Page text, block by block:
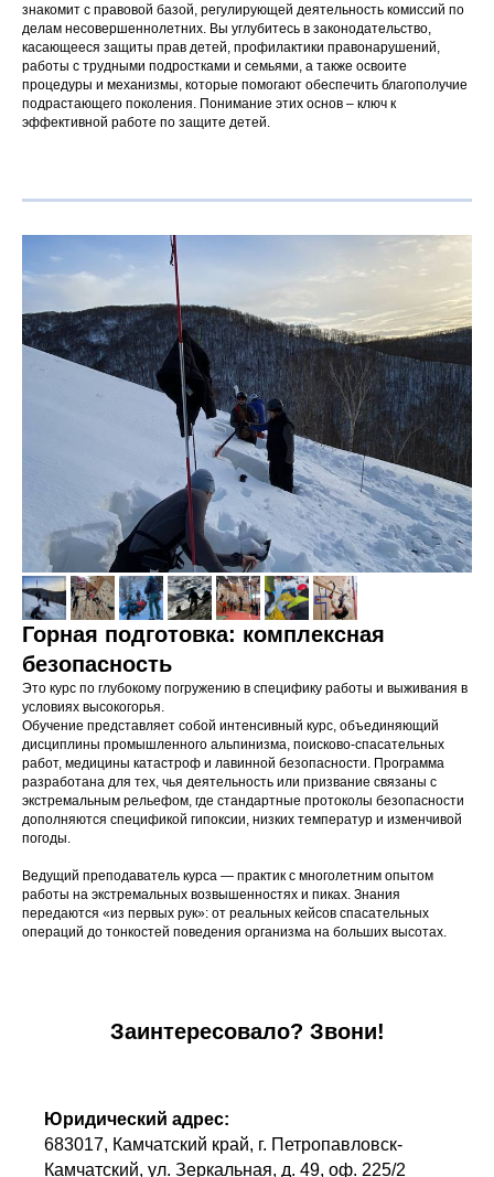
знакомит с правовой базой, регулирующей деятельность комиссий по
делам несовершеннолетних. Вы углубитесь в законодательство,
касающееся защиты прав детей, профилактики правонарушений,
работы с трудными подростками и семьями, а также освоите
процедуры и механизмы, которые помогают обеспечить благополучие
подрастающего поколения. Понимание этих основ – ключ к
эффективной работе по защите детей.
Горная подготовка: комплексная
безопасность
Это курс по глубокому погружению в специфику работы и выживания в
условиях высокогорья.
Обучение представляет собой интенсивный курс, объединяющий
дисциплины промышленного альпинизма, поисково-спасательных
работ, медицины катастроф и лавинной безопасности. Программа
разработана для тех, чья деятельность или призвание связаны с
экстремальным рельефом, где стандартные протоколы безопасности
дополняются спецификой гипоксии, низких температур и изменчивой
погоды.
Ведущий преподаватель курса — практик с многолетним опытом
работы на экстремальных возвышенностях и пиках. Знания
передаются «из первых рук»: от реальных кейсов спасательных
операций до тонкостей поведения организма на больших высотах.
Заинтересовало? Звони!
Юридический адрес:
683017, Камчатский край, г. Петропавловск-
Камчатский, ул. Зеркальная, д. 49, оф. 225/2